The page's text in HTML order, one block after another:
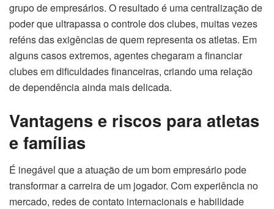
grupo de empresários. O resultado é uma centralização de
poder que ultrapassa o controle dos clubes, muitas vezes
reféns das exigências de quem representa os atletas. Em
alguns casos extremos, agentes chegaram a financiar
clubes em dificuldades financeiras, criando uma relação
de dependência ainda mais delicada.
Vantagens e riscos para atletas
e famílias
É inegável que a atuação de um bom empresário pode
transformar a carreira de um jogador. Com experiência no
mercado, redes de contato internacionais e habilidade